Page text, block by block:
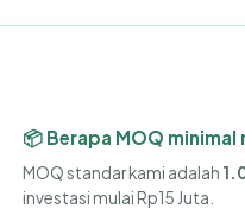
📦 Berapa MOQ
MOQ standar kami adalah
investasi mulai Rp15 Juta.